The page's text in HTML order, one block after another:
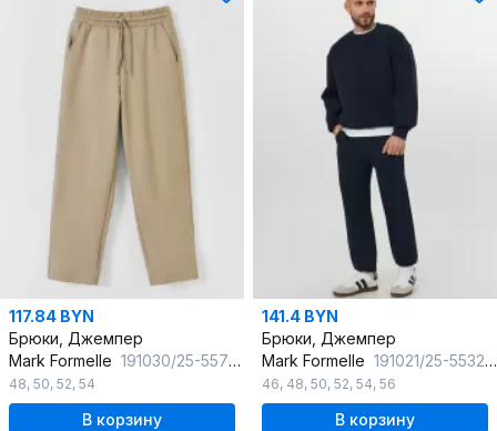
117.84 BYN
Брюки, Джемпер
Mark Formelle 191030/25-5575Ц-2 алюминий
48, 50, 52, 54
В корзину
141.4 BYN
Брюки, Джемпер
Mark Formelle 191021/25-5532Ц-7(3) неви
46, 48, 50, 52, 54, 56
В корзину